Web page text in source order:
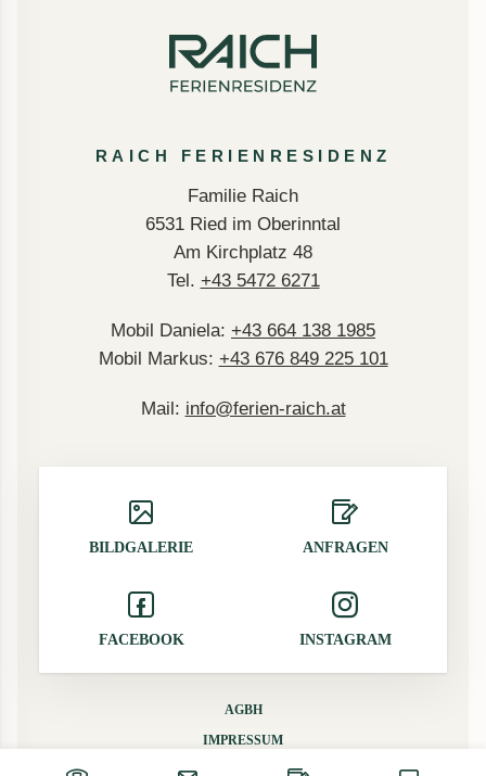
RAICH FERIENRESIDENZ
Familie Raich
6531 Ried im Oberinntal
Am Kirchplatz 48
Tel. +43 5472 6271
Mobil Daniela: +43 664 138 1985
Mobil Markus: +43 676 849 225 101
Mail: info@ferien-raich.at
BILDGALERIE ANFRAGEN
FACEBOOK INSTAGRAM
AGBH
IMPRESSUM
DATENSCHUTZ